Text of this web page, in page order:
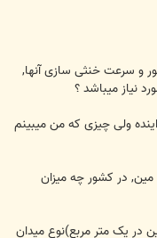
و سرعت خنثی سازی آنها,
نیاز میباشد ؟
ولی چیزی که من میبینم
در کشور چه میزان
در یک متر مربع)نوع میدان